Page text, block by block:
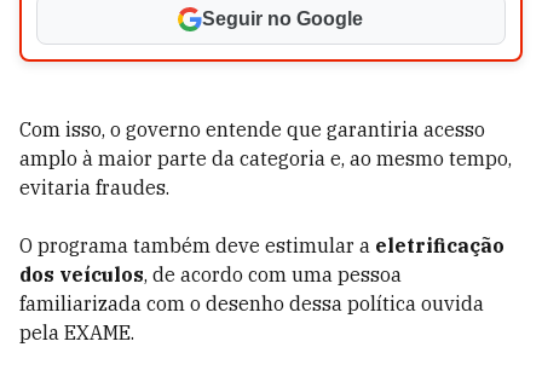
Seguir no Google
Com isso, o governo entende que garantiria acesso
amplo à maior parte da categoria e, ao mesmo tempo,
evitaria fraudes.
O programa também deve estimular a eletrificação
dos veículos, de acordo com uma pessoa
familiarizada com o desenho dessa política ouvida
pela EXAME.